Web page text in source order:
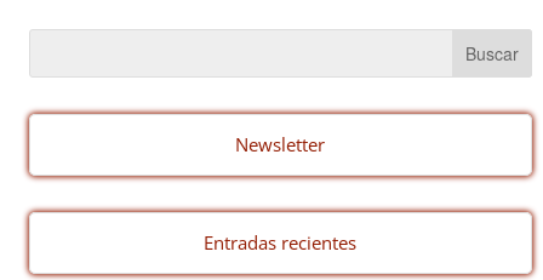
e
b
o
k
e
st
p
ar
tir
Newsletter
Entradas recientes